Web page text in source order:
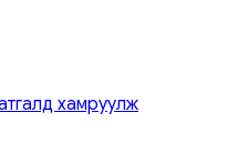
хамруулж